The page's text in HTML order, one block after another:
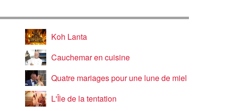
Koh Lanta
Cauchemar en cuisine
Quatre mariages pour une lune de miel
L'Île de la tentation